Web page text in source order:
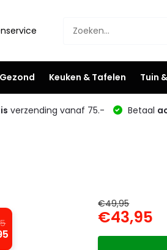
Keuken & Tafelen Tuin
verzending vanaf 75.- Betaal
€49,95
€43,95